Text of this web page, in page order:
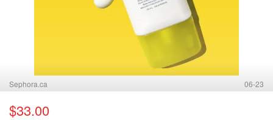
Sephora.ca 06-23
$33.00